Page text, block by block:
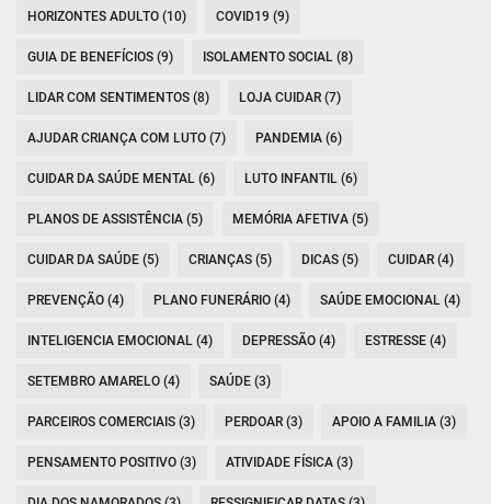
HORIZONTES ADULTO (10) COVID19 (9)
GUIA DE BENEFÍCIOS (9) ISOLAMENTO SOCIAL (8)
LIDAR COM SENTIMENTOS (8) LOJA CUIDAR (7)
AJUDAR CRIANÇA COM LUTO (7) PANDEMIA (6)
CUIDAR DA SAÚDE MENTAL (6) LUTO INFANTIL (6)
PLANOS DE ASSISTÊNCIA (5) MEMÓRIA AFETIVA (5)
CUIDAR DA SAÚDE (5) CRIANÇAS (5) DICAS (5) CUIDAR (4)
PREVENÇÃO (4) PLANO FUNERÁRIO (4) SAÚDE EMOCIONAL (4)
INTELIGENCIA EMOCIONAL (4) DEPRESSÃO (4) ESTRESSE (4)
SETEMBRO AMARELO (4) SAÚDE (3)
PARCEIROS COMERCIAIS (3) PERDOAR (3) APOIO A FAMILIA (3)
PENSAMENTO POSITIVO (3) ATIVIDADE FÍSICA (3)